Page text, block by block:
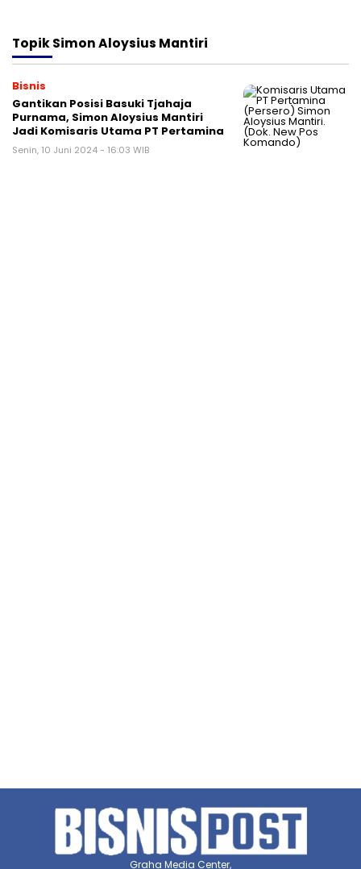
TopikSimon Aloysius Mantiri
Bisnis
Gantikan Posisi Basuki Tjahaja
Purnama, Simon Aloysius Mantiri
Jadi Komisaris Utama PT Pertamina
Senin, 10 Juni 2024 - 16:03 WIB
Graha Media Center,